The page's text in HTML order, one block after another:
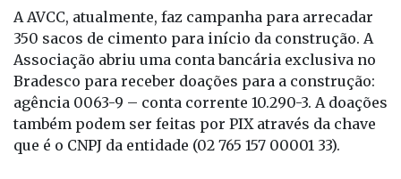
A AVCC, atualmente, faz campanha para arrecadar
350 sacos de cimento para início da construção. A
Associação abriu uma conta bancária exclusiva no
Bradesco para receber doações para a construção:
agência 0063-9 – conta corrente 10.290-3. A doações
também podem ser feitas por PIX através da chave
que é o CNPJ da entidade (02 765 157 00001 33).